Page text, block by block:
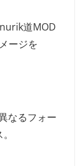
道MOD
ージを
なるフォー